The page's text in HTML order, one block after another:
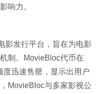
响力。
影发行平台，旨在为电影
制。MovieBloc代币在
迅速售罄，显示出用户
MovieBloc与多家影视公